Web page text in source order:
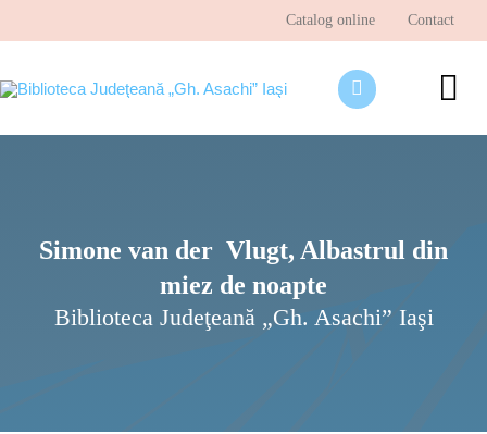
Catalog online Contact
Ştiri şi evenimente
Programe şi proiecte
Simone van der Vlugt, Albastrul din
miez de noapte
Biblioteca Judeţeană „Gh. Asachi” Iaşi